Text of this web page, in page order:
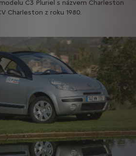
C3 Pluriel s názvem Charleston
Charleston z roku 1980.